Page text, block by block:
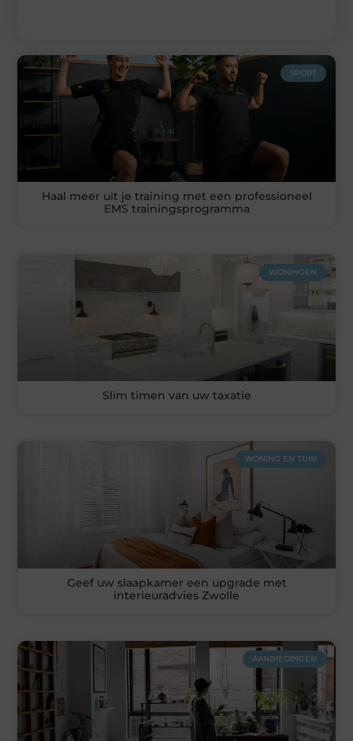
SPORT
Haal meer uit je training met een professioneel
EMS trainingsprogramma
WONINGEN
Slim timen van uw taxatie
WONING EN TUIN
Geef uw slaapkamer een upgrade met
interieuradvies Zwolle
AANBIEDINGEN